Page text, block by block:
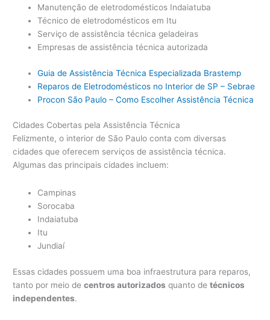
Manutenção de eletrodomésticos Indaiatuba
Técnico de eletrodomésticos em Itu
Serviço de assistência técnica geladeiras
Empresas de assistência técnica autorizada
Guia de Assistência Técnica Especializada Brastemp
Reparos de Eletrodomésticos no Interior de SP – Sebrae
Procon São Paulo – Como Escolher Assistência Técnica
Cidades Cobertas pela Assistência Técnica
Felizmente, o interior de São Paulo conta com diversas
cidades que oferecem serviços de assistência técnica.
Algumas das principais cidades incluem:
Campinas
Sorocaba
Indaiatuba
Itu
Jundiaí
Essas cidades possuem uma boa infraestrutura para reparos,
tanto por meio decentros autorizados quanto detécnicos
independentes.